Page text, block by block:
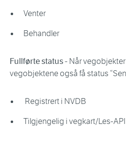
Venter
Behandler
Fullførte status- Når
vegobjektene også få status
Registrert i NVDB
Tilgjengelig i vegkart/Les-API